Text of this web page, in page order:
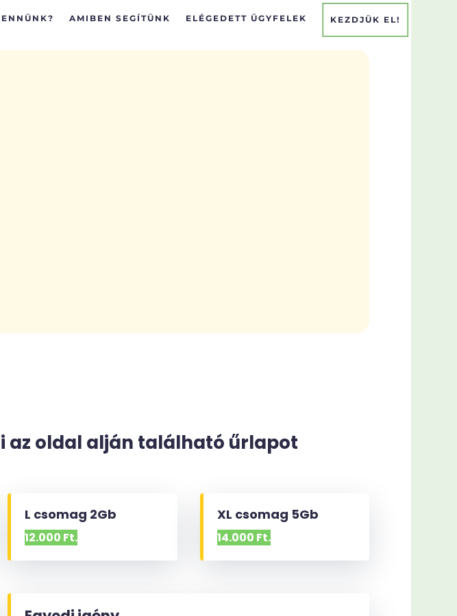
AMIBEN SEGÍTÜNK ELÉGEDETT ÜGYFELEK KEZDJÜK EL!
az oldal alján található űrlapot
L csomag 2Gb
12.000 Ft.
XL csomag 5Gb
14.000 Ft.